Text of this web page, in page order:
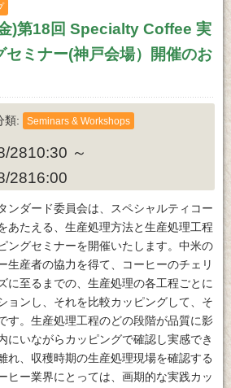
)第18回 Specialty Coffee 実
セミナー(神戸会場）開催のお
類 Seminars & Workshops
2810:30 ～
2816:00
ンダード委員会は、スペシャルティコー
あたえる、生産処理方法と生産処理工程
ングセミナーを開催いたします。中米の
生産者の協力を得て、コーヒーのチェリ
に至るまでの、生産処理の各工程ごとに
ョンし、それを比較カッピングして、そ
す。生産処理工程のどの段階が品質に影
にいながらカッピングで確認し実感でき
れ、収穫時期の生産処理現場を確認する
ヒー業界にとっては、画期的な実践カッ